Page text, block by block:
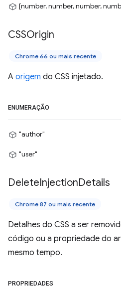
[number, number, number,
CSSOrigin
Chrome 66 ou mais recente
A origem do CSS injetado.
ENUMERAÇÃO
"author"
"user"
DeleteInjectionDetails
Chrome 87 ou mais recente
Detalhes do CSS a ser
código ou a propriedade do
mesmo tempo.
PROPRIEDADES